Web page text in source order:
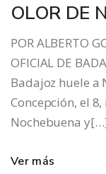
OLOR DE
POR ALBERTO
OFICIAL DE
Badajoz huele a
Concepción, el
Nochebuena
Ver más